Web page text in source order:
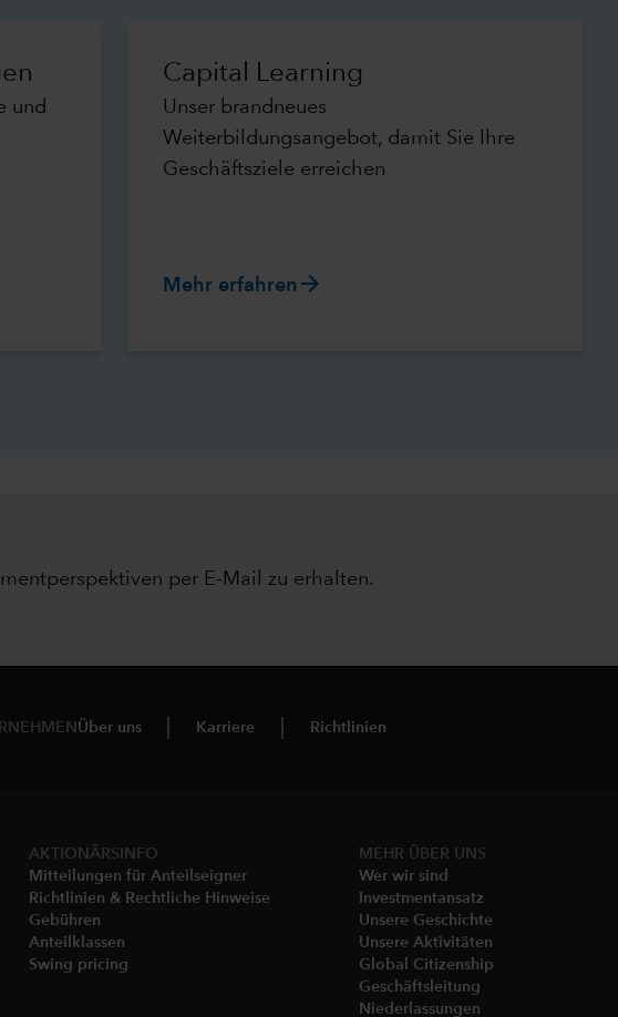
und
Capital Learning
Unser brandneues
Weiterbildungsangebot, damit Sie Ihre
Geschäftsziele erreichen
Mehr erfahren arrow_forward
per E-Mail zu erhalten.
Über uns Karriere Richtlinien
AKTIONÄRSINFO
Mitteilungen für Anteilseigner
Richtlinien & Rechtliche Hinweise
Gebühren
Anteilklassen
Swing pricing​
MEHR ÜBER UNS
Wer wir sind
Investmentansatz
Unsere Geschichte
Unsere Aktivitäten
Global Citizenship
Geschäftsleitung
Niederlassungen​